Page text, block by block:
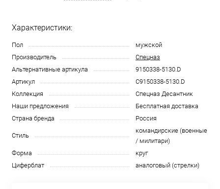
Характеристики:
Пол
мужской
Производитель
Спецназ
Альтернативные артикула
9150338-5130.D
Артикул
С9150338-5130.D
Коллекция
Спецназ Десантник
Наши предложения
Бесплатная доставка
Страна бренда
Россия
Стиль
командирские (военные
/ милитари)
Форма
круг
Циферблат
аналоговый (стрелки)